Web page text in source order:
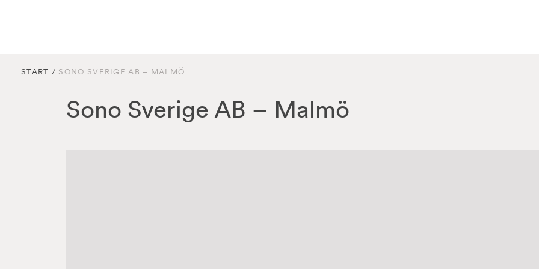
START / SONO SVERIGE AB – MALMÖ
Sono Sverige AB – Malmö